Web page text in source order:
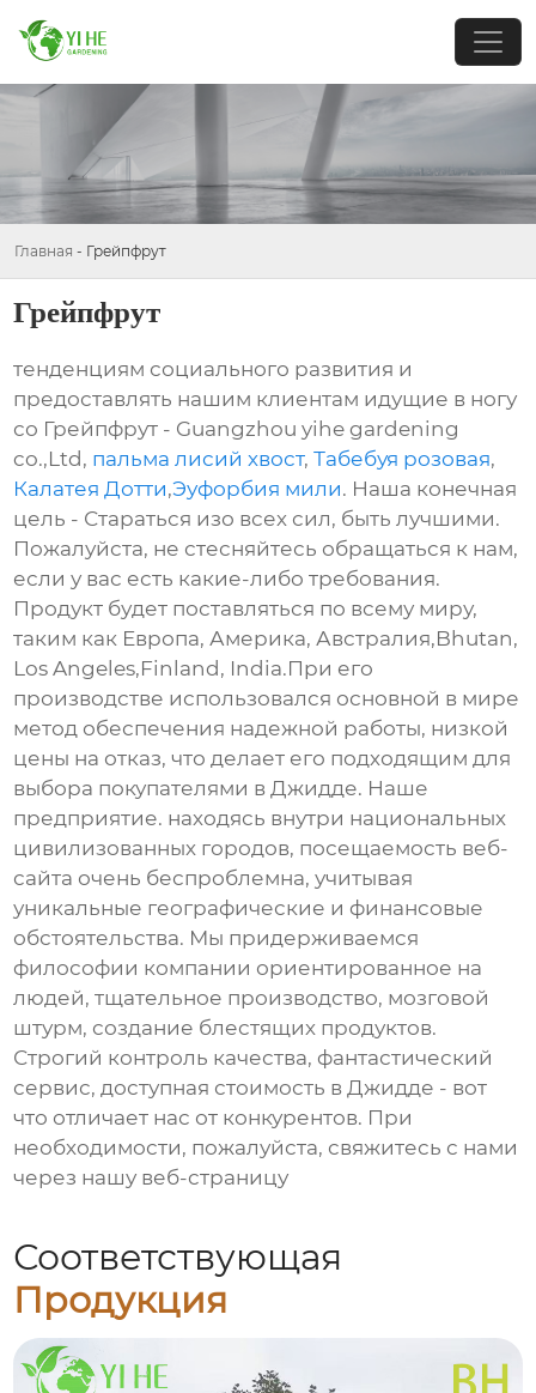
Главная - Грейпфрут
Грейпфрут
тенденциям социального развития и
предоставлять нашим клиентам идущие в ногу
со Грейпфрут - Guangzhou yihe gardening
co.,Ltd, пальма лисий хвост,Табебуя розовая,
Калатея Дотти,Эуфорбия мили. Наша конечная
цель - Стараться изо всех сил, быть лучшими.
Пожалуйста, не стесняйтесь обращаться к нам,
если у вас есть какие-либо требования.
Продукт будет поставляться по всему миру,
таким как Европа, Америка, Австралия,Bhutan,
Los Angeles,Finland, India.При его
производстве использовался основной в мире
метод обеспечения надежной работы, низкой
цены на отказ, что делает его подходящим для
выбора покупателями в Джидде. Наше
предприятие. находясь внутри национальных
цивилизованных городов, посещаемость веб-
сайта очень беспроблемна, учитывая
уникальные географические и финансовые
обстоятельства. Мы придерживаемся
философии компании ориентированное на
людей, тщательное производство, мозговой
штурм, создание блестящих продуктов.
Строгий контроль качества, фантастический
сервис, доступная стоимость в Джидде - вот
что отличает нас от конкурентов. При
необходимости, пожалуйста, свяжитесь с нами
через нашу веб-страницу
Соответствующая
Продукция